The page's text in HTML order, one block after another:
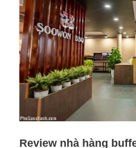
Review nhà hàng